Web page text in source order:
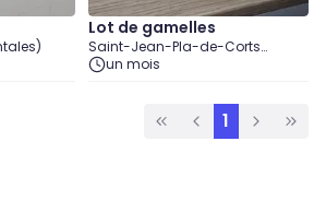
Lot de gamelles
Saint-Jean-Pla-de-Corts
(Pyrénées-Orientales)
un mois
1